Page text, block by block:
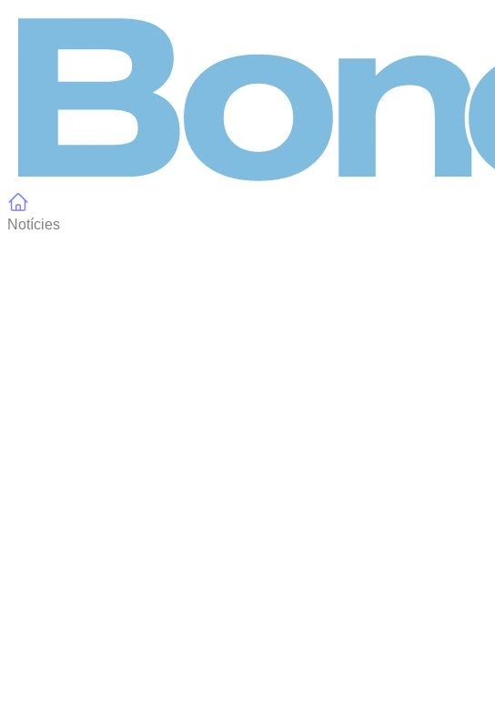
Notícies